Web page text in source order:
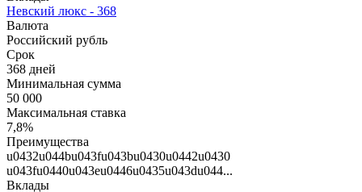
Невский люкс - 368
Валюта
Российский рубль
Срок
368 дней
Минимальная сумма
50 000
Максимальная ставка
7,8%
Преимущества
u0432u044bu043fu043bu0430u0442u0430
u043fu0440u043eu0446u0435u043du044...
Вклады